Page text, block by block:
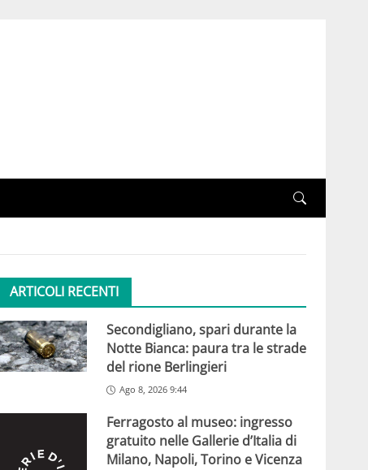
ARTICOLI RECENTI
Secondigliano, spari durante la
Notte Bianca: paura tra le strade
del rione Berlingieri
Ago 8, 2026 9:44
Ferragosto al museo: ingresso
gratuito nelle Gallerie d’Italia di
Milano, Napoli, Torino e Vicenza